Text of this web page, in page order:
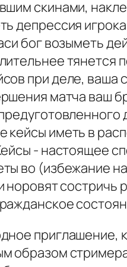
скинами,
депрессия
бог возыметь
тянется
при деле, ваша
матча ваш
кейсы иметь в
- настоящее
во (избежание
норовят
приглашение,
образом